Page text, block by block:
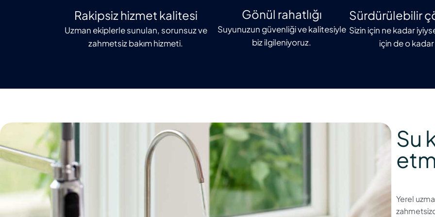
Rakipsiz hizmet kalitesi
Uzman ekiplerle sunulan, sorunsuz ve
zahmetsiz bakım hizmeti.
Gönül rahatlığı
Suyunuzun güvenliği ve kalitesiyle
biz ilgileniyoruz.
Sürdürülebilir
Sizin için ne kadar
için de o kadar
Su
Yerel